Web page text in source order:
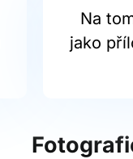
Na
jako